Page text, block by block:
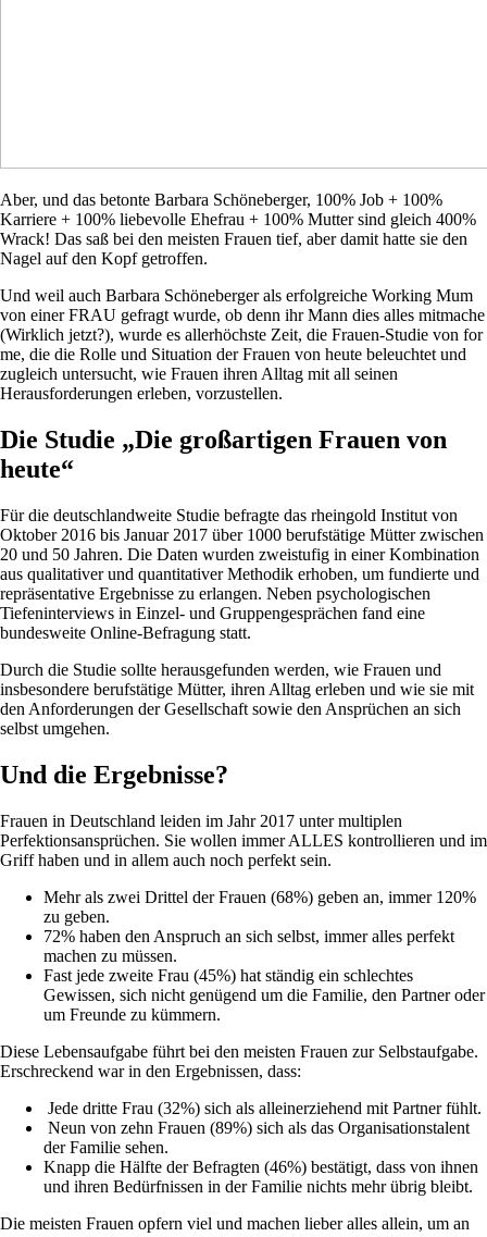
Aber, und das betonte Barbara Schöneberger, 100% Job + 100%
Karriere + 100% liebevolle Ehefrau + 100% Mutter sind gleich 400%
Wrack! Das saß bei den meisten Frauen tief, aber damit hatte sie den
Nagel auf den Kopf getroffen.
Und weil auch Barbara Schöneberger als erfolgreiche Working Mum
von einer FRAU gefragt wurde, ob denn ihr Mann dies alles mitmache
(Wirklich jetzt?), wurde es allerhöchste Zeit, die Frauen-Studie von for
me, die die Rolle und Situation der Frauen von heute beleuchtet und
zugleich untersucht, wie Frauen ihren Alltag mit all seinen
Herausforderungen erleben, vorzustellen.
Die Studie „Die großartigen Frauen von
heute“
Für die deutschlandweite Studie befragte das rheingold Institut von
Oktober 2016 bis Januar 2017 über 1000 berufstätige Mütter zwischen
20 und 50 Jahren. Die Daten wurden zweistufig in einer Kombination
aus qualitativer und quantitativer Methodik erhoben, um fundierte und
repräsentative Ergebnisse zu erlangen. Neben psychologischen
Tiefeninterviews in Einzel- und Gruppengesprächen fand eine
bundesweite Online-Befragung statt.
Durch die Studie sollte herausgefunden werden, wie Frauen und
insbesondere berufstätige Mütter, ihren Alltag erleben und wie sie mit
den Anforderungen der Gesellschaft sowie den Ansprüchen an sich
selbst umgehen.
Und die Ergebnisse?
Frauen in Deutschland leiden im Jahr 2017 unter multiplen
Perfektionsansprüchen. Sie wollen immer ALLES kontrollieren und im
Griff haben und in allem auch noch perfekt sein.
Mehr als zwei Drittel der Frauen (68%) geben an, immer 120%
zu geben.
72% haben den Anspruch an sich selbst, immer alles perfekt
machen zu müssen.
Fast jede zweite Frau (45%) hat ständig ein schlechtes
Gewissen, sich nicht genügend um die Familie, den Partner oder
um Freunde zu kümmern.
Diese Lebensaufgabe führt bei den meisten Frauen zur Selbstaufgabe.
Erschreckend war in den Ergebnissen, dass:
Jede dritte Frau (32%) sich als alleinerziehend mit Partner fühlt.
Neun von zehn Frauen (89%) sich als das Organisationstalent
der Familie sehen.
Knapp die Hälfte der Befragten (46%) bestätigt, dass von ihnen
und ihren Bedürfnissen in der Familie nichts mehr übrig bleibt.
Die meisten Frauen opfern viel und machen lieber alles allein, um an